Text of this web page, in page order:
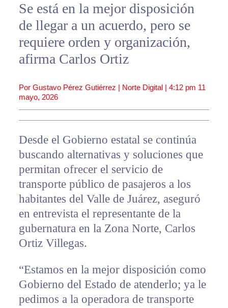
Se está en la mejor disposición
de llegar a un acuerdo, pero se
requiere orden y organización,
afirma Carlos Ortiz
Por Gustavo Pérez Gutiérrez | Norte Digital | 4:12 pm 11
mayo, 2026
Desde el Gobierno estatal se continúa
buscando alternativas y soluciones que
permitan ofrecer el servicio de
transporte público de pasajeros a los
habitantes del Valle de Juárez, aseguró
en entrevista el representante de la
gubernatura en la Zona Norte, Carlos
Ortiz Villegas.
“Estamos en la mejor disposición como
Gobierno del Estado de atenderlo; ya le
pedimos a la operadora de transporte